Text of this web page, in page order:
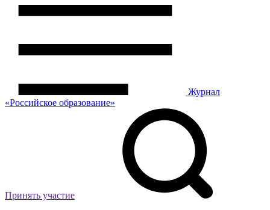
Журнал
«Российское образование»
Принять участие